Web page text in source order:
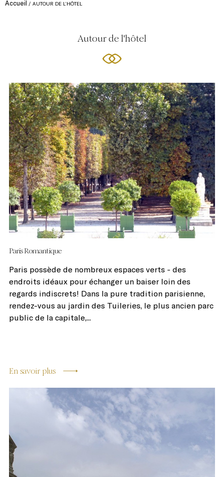
Accueil AUTOUR DE L’HÔTEL
Autour de l'hôtel
Paris Romantique
Paris possède de nombreux espaces verts - des
endroits idéaux pour échanger un baiser loin des
regards indiscrets! Dans la pure tradition parisienne,
rendez-vous au jardin des Tuileries, le plus ancien parc
public de la capitale,...
En savoir plus